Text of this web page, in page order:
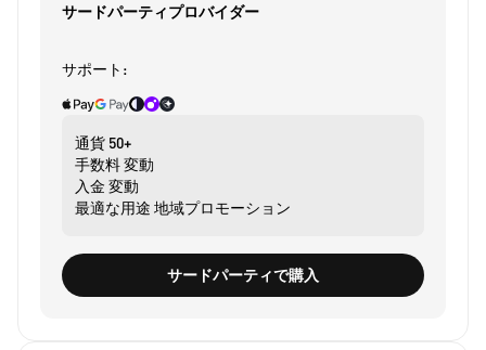
サードパーティプロバイダー
サポート:
通貨 50+
手数料変動
入金 変動
最適な用途 地域プロモーション
サードパーティで購入